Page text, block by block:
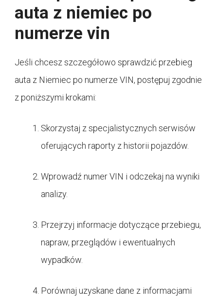
auta z niemiec po
numerze vin
Jeśli chcesz szczegółowo sprawdzić przebieg
auta z Niemiec po numerze VIN, postępuj zgodnie
z poniższymi krokami:
Skorzystaj z specjalistycznych serwisów
oferujących raporty z historii pojazdów.
Wprowadź numer VIN i odczekaj na wyniki
analizy.
Przejrzyj informacje dotyczące przebiegu,
napraw, przeglądów i ewentualnych
wypadków.
Porównaj uzyskane dane z informacjami